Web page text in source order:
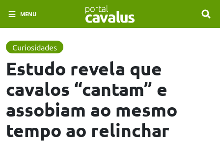
MENU
Curiosidades
Estudo revela que
cavalos “cantam” e
assobiam ao mesmo
tempo ao relinchar